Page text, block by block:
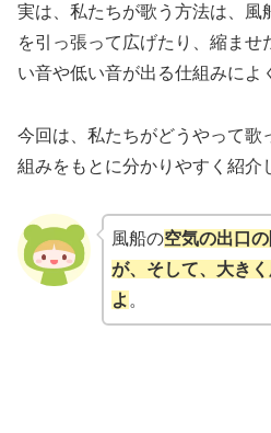
実は、私たちが歌う方法は、風
を引っ張って広げたり、縮ませ
い音や低い音が出る仕組みによ
今回は、私たちがどうやって歌
組みをもとに分かりやすく紹介
風船の空気の出口
が、そして、大き
よ 。